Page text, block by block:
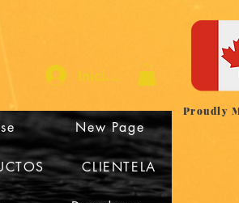
Iniciar sesión
New Page
CLIENTELA
Proudly